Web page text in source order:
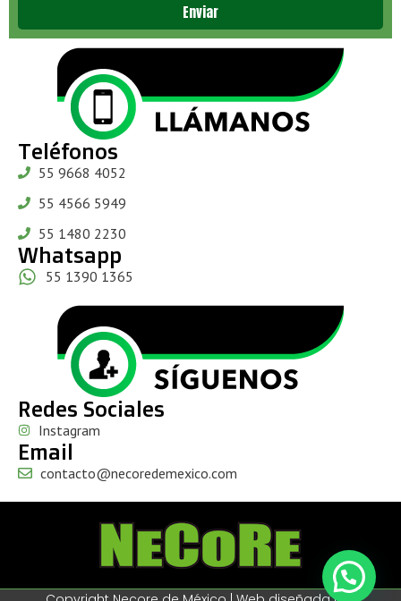
Enviar
Teléfonos
55 9668 4052
55 4566 5949
55 1480 2230
Whatsapp
55 1390 1365
Redes Sociales
Instagram
Email
contacto@necoredemexico.com